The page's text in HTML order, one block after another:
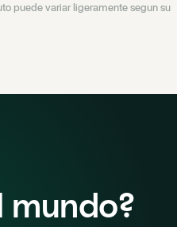
puede variar ligeramente segun su
mundo?